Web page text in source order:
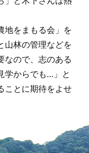
地をまもる会」を
山林の管理などを
なので、志のある
学からでも…」と
ことに期待をよせ